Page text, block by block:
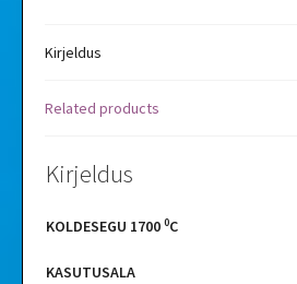
Kirjeldus
Related products
Kirjeldus
KOLDESEGU 1700 0C
KASUTUSALA